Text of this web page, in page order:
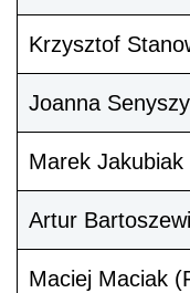
Krzysztof
Joanna
Marek
Artur
Maciej Maciak